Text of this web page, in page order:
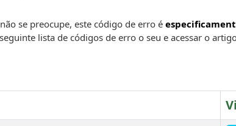
se preocupe, este código de erro é
lista de códigos de erro o seu e acessar o